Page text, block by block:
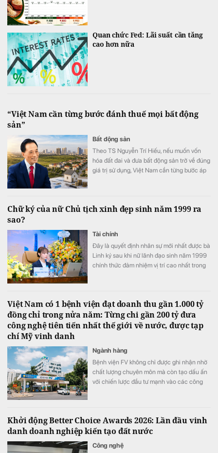
Quan chức Fed: Lãi suất cần tăng
cao hơn nữa
“Việt Nam cần từng bước đánh thuế mọi bất động
sản”
Bất động sản
Theo TS Nguyễn Trí Hiếu, nếu muốn vốn
hóa đất đai và đưa bất động sản trở về đúng
giá trị sử dụng, Việt Nam cần từng bước áp
Chữ ký của nữ Chủ tịch xinh đẹp sinh năm 1999 ra
sao?
Tài chính
Đây là quyết định nhân sự mới nhất được bà
Linh ký sau khi nữ lãnh đạo sinh năm 1999
chính thức đảm nhiệm vị trí cao nhất trong
Việt Nam có 1 bệnh viện đạt doanh thu gần 1.000 tỷ
đồng chỉ trong nửa năm: Từng chi gần 200 tỷ đưa
công nghệ tiên tiến nhất thế giới về nước, được tạp
chí Mỹ vinh danh
Ngành hàng
Bệnh viện FV không chỉ được ghi nhận nhờ
chất lượng chuyên môn mà còn tạo dấu ấn
với chiến lược đầu tư mạnh vào các công
Khởi động Better Choice Awards 2026: Lần đầu vinh
danh doanh nghiệp kiến tạo đất nước
Công nghệ